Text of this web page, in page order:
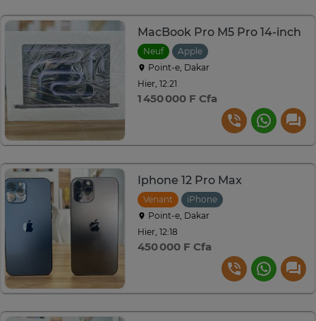
MacBook Pro M5 Pro 14-inch
Neuf
Apple
Point-e, Dakar
Hier, 12:21
1 450 000 F Cfa
Iphone 12 Pro Max
Venant
iPhone
Point-e, Dakar
Hier, 12:18
450 000 F Cfa